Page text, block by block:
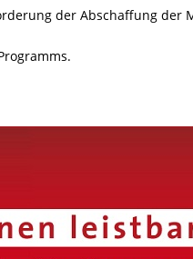
der Abschaffung